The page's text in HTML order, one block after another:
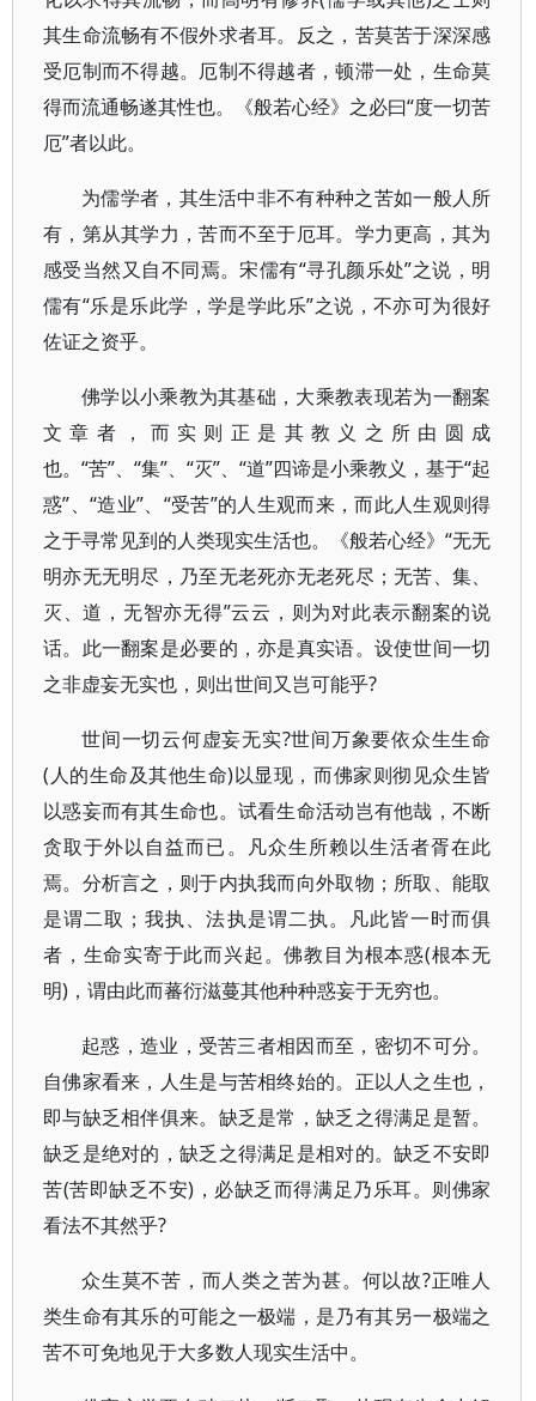
其生命流畅有不假外求者耳。反之，苦莫苦于深深感
受厄制而不得越。厄制不得越者，顿滞一处，生命莫
得而流通畅遂其性也。《般若心经》之必曰“度一切苦
厄”者以此。
为儒学者，其生活中非不有种种之苦如一般人所
有，第从其学力，苦而不至于厄耳。学力更高，其为
感受当然又自不同焉。宋儒有“寻孔颜乐处”之说，明
儒有“乐是乐此学，学是学此乐”之说，不亦可为很好
佐证之资乎。
佛学以小乘教为其基础，大乘教表现若为一翻案
文章者，而实则正是其教义之所由圆成
也。“苦”、“集”、“灭”、“道”四谛是小乘教义，基于“起
惑”、“造业”、“受苦”的人生观而来，而此人生观则得
之于寻常见到的人类现实生活也。《般若心经》“无无
明亦无无明尽，乃至无老死亦无老死尽；无苦、集、
灭、道，无智亦无得”云云，则为对此表示翻案的说
话。此一翻案是必要的，亦是真实语。设使世间一切
之非虚妄无实也，则出世间又岂可能乎?
世间一切云何虚妄无实?世间万象要依众生生命
(人的生命及其他生命)以显现，而佛家则彻见众生皆
以惑妄而有其生命也。试看生命活动岂有他哉，不断
贪取于外以自益而已。凡众生所赖以生活者胥在此
焉。分析言之，则于内执我而向外取物；所取、能取
是谓二取；我执、法执是谓二执。凡此皆一时而俱
者，生命实寄于此而兴起。佛教目为根本惑(根本无
明)，谓由此而蕃衍滋蔓其他种种惑妄于无穷也。
起惑，造业，受苦三者相因而至，密切不可分。
自佛家看来，人生是与苦相终始的。正以人之生也，
即与缺乏相伴俱来。缺乏是常，缺乏之得满足是暂。
缺乏是绝对的，缺乏之得满足是相对的。缺乏不安即
苦(苦即缺乏不安)，必缺乏而得满足乃乐耳。则佛家
看法不其然乎?
众生莫不苦，而人类之苦为甚。何以故?正唯人
类生命有其乐的可能之一极端，是乃有其另一极端之
苦不可免地见于大多数人现实生活中。